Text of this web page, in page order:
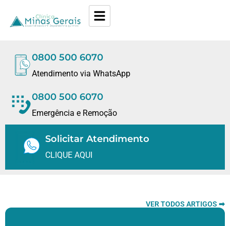
0800 500 6070
Atendimento via WhatsApp
0800 500 6070
Emergência e Remoção
Solicitar Atendimento
CLIQUE AQUI
VER TODOS ARTIGOS ➡